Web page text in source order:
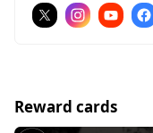
Reward cards